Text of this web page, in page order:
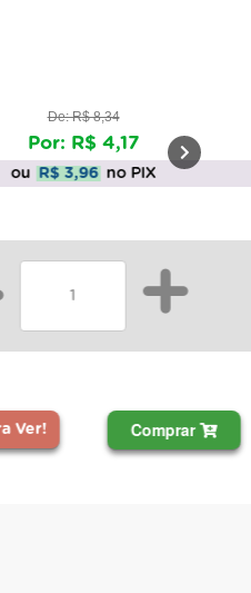
4,17
no PIX
+
Comprar